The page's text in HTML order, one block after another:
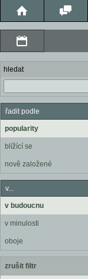
hledat
řadit podle
popularity
blížící se
nově založené
v...
v budoucnu
v minulosti
oboje
zrušit filtr